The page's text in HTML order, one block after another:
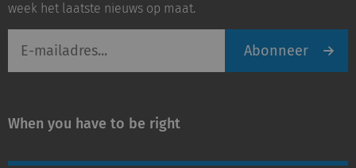
week het laatste nieuws op maat.
mailadres
Abonneer
When you have to be right